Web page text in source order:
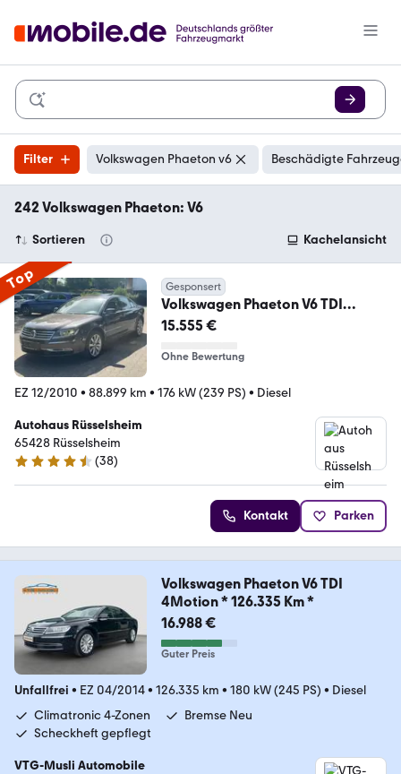
Filter Volkswagen Phaeton v6 Beschädigte
242 Volkswagen Phaeton: V6
Sortieren Kachelansicht
Top Gesponsert
Volkswagen Phaeton V6 TDI
4Motion*KAMERA*EURO5*KEYLE
15.555 €
Ohne Bewertung
EZ 12/2010 • 88.899 km • 176 kW (239 PS) • Diesel
Autohaus Rüsselsheim
65428 Rüsselsheim
4.4 Sterne
(38)
Kontakt Parken
Volkswagen Phaeton V6 TDI
4Motion * 126.335 Km *
16.988 €
Guter Preis
Unfallfrei • EZ 04/2014• 126.335 km • 180 kW (245 PS) • Diesel
Climatronic 4-Zonen
Bremse Neu
Scheckheft gepflegt
VTG-Musli Automobile